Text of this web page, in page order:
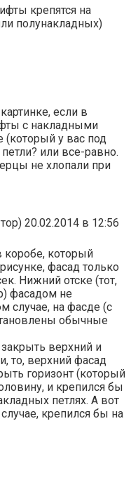
крепятся на
полунакладных)
если в
с накладными
(который у вас под
или все-равно.
не хлопали при
20.02.2014 в 12:56
коробе, который
фасад только
Нижний отске (тот,
фасадом не
случае, на фасде (с
обычные
верхний и
то, верхний фасад
горизонт (который
и крепился бы
петлях. А вот
крепился бы на